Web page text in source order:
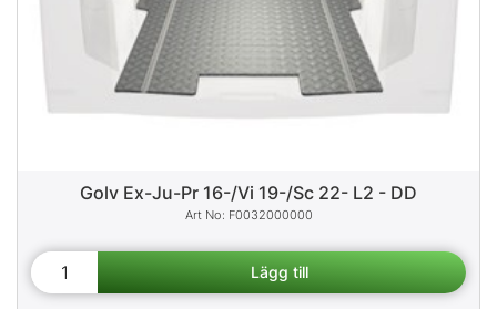
Golv Ex-Ju-Pr 16-/Vi 19-/Sc 22- L2 - DD
F0032000000